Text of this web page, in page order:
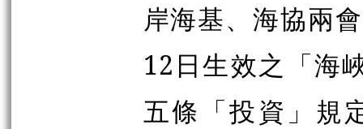
岸海基、海協兩
12日生效之「海
五條「投資」規